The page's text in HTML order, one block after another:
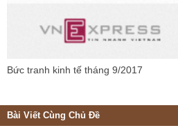
Bức tranh kinh tế tháng 9/2017
Bài Viết Cùng Chủ Đề